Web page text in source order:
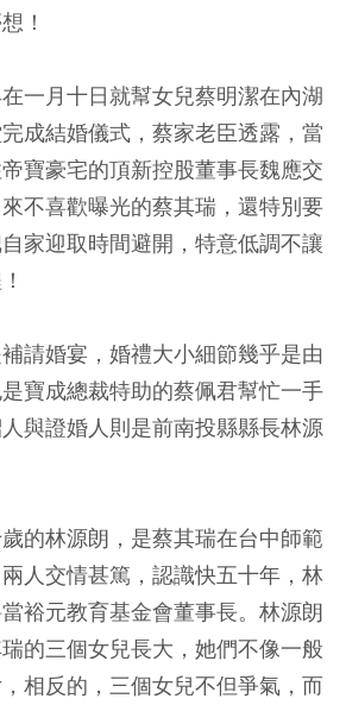
！
一月十日就幫女兒蔡明潔在內湖
成結婚儀式，蔡家老臣透露，當
寶豪宅的頂新控股董事長魏應交
不喜歡曝光的蔡其瑞，還特別要
家迎取時間避開，特意低調不讓
請婚宴，婚禮大小細節幾乎是由
寶成總裁特助的蔡佩君幫忙一手
與證婚人則是前南投縣縣長林源
的林源朗，是蔡其瑞在台中師範
人交情甚篤，認識快五十年，林
裕元教育基金會董事長。林源朗
的三個女兒長大，她們不像一般
相反的，三個女兒不但爭氣，而